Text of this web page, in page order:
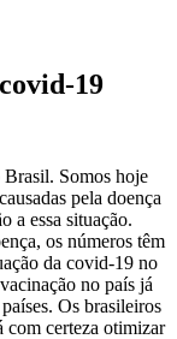
19
Somos hoje
pela doença
a essa situação.
os números têm
da covid-19 no
no país já
Os brasileiros
com certeza otimizar